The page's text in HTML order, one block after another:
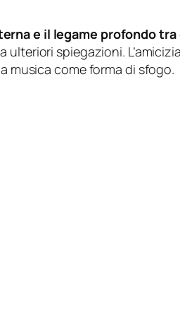
e il legame profondo
ulteriori spiegazioni.
musica come forma di sfogo.